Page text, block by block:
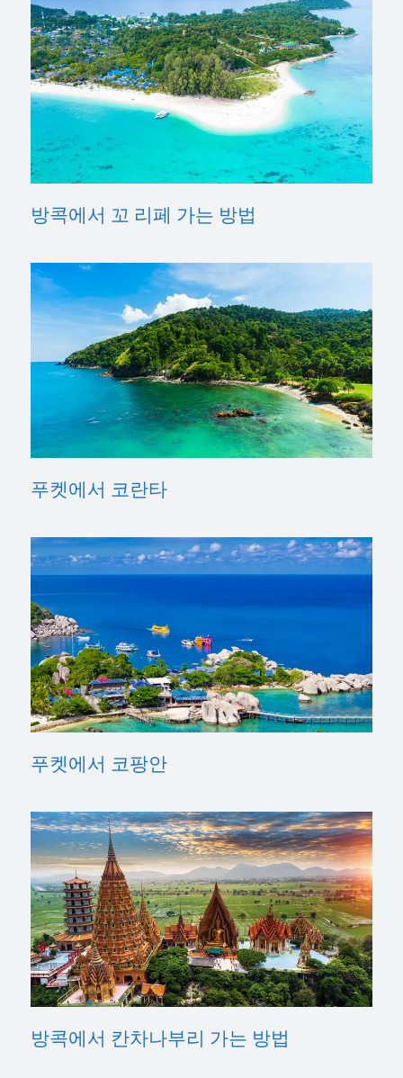
방콕에서 꼬 리페 가는 방법
푸켓에서 코란타
푸켓에서 코팡안
방콕에서 칸차나부리 가는 방법